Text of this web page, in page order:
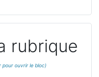
rubrique